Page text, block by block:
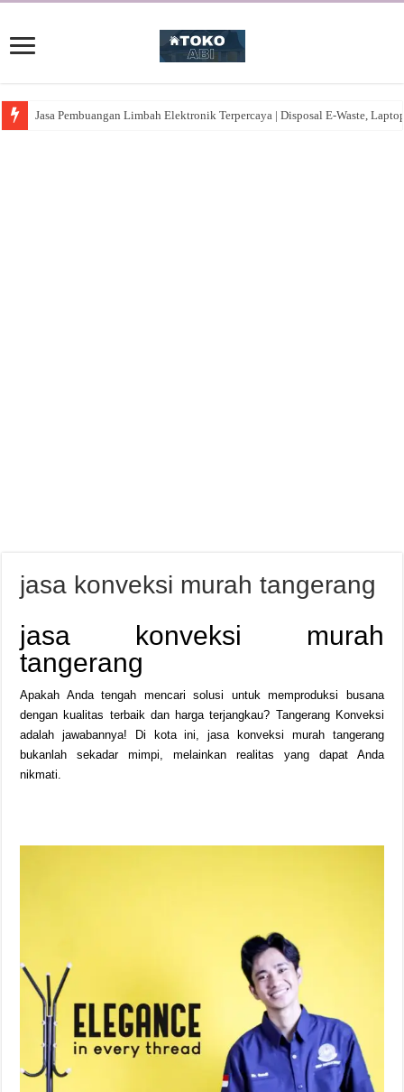
Jasa Pembuangan Limbah Elektronik Terpercaya | Disposal E-Waste,
jasa konveksi murah tangerang
jasa konveksi murah
tangerang
Apakah Anda tengah mencari solusi untuk memproduksi busana
dengan kualitas terbaik dan harga terjangkau? Tangerang Konveksi
adalah jawabannya! Di kota ini, jasa konveksi murah tangerang
bukanlah sekadar mimpi, melainkan realitas yang dapat Anda
nikmati.